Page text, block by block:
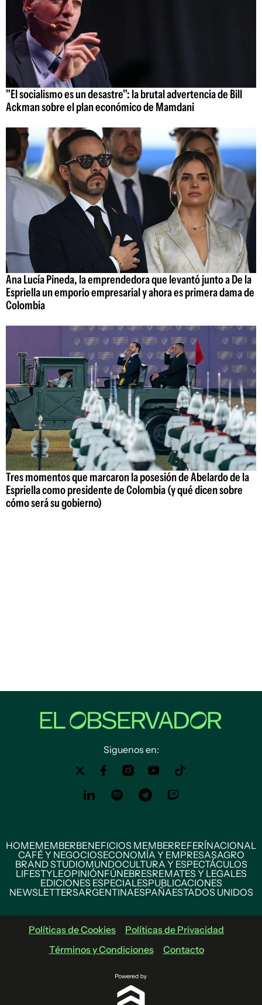
"El socialismo es un desastre": la brutal advertencia de Bill
Ackman sobre el plan económico de Mamdani
Ana Lucía Pineda, la emprendedora que levantó junto a De la
Espriella un emporio empresarial y ahora es primera dama de
Colombia
Tres momentos que marcaron la posesión de Abelardo de la
Espriella como presidente de Colombia (y qué dicen sobre
cómo será su gobierno)
Siguenos en:
HOMEMEMBERBENEFICIOS MEMBERREFERÍNACIONAL
CAFÉ Y NEGOCIOSECONOMÍA Y EMPRESASAGRO
BRAND STUDIOMUNDOCULTURA Y ESPECTÁCULOS
LIFESTYLEOPINIÓNFÚNEBRESREMATES Y LEGALES
EDICIONES ESPECIALESPUBLICACIONES
NEWSLETTERSARGENTINAESPAÑAESTADOS UNIDOS
Políticas de Cookies
Políticas de Privacidad
Términos y Condiciones
Contacto